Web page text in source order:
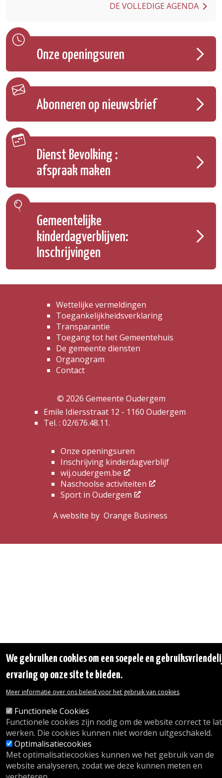
DE VOLLEDIGE AGENDA
Onze openingsuren
Abonneren op nieuwsbrief
Dienst Bevolking :
afspraak maken
Gemeentelijke
kinderdagverblijven:
Inschrijvingen
Wettelijke vermeldingen
Toegankelijkheidsverklaring
Transparantie
Toegang tot het Gemeentehuis
De gemeente diensten
Organogram
Contact
© 2026 Gemeente Oudergem
Emile Idiersstraat 12 - 1160 Oudergem
Tel. : 02/676.48.11.
Onze openingsuren
Inschrijving kinderdagverblijf
wij.oudergem.be
Naschoolse activiteiten
Sport in Oudergem
A website by Orange Business
We gebruiken cookies om een soepele en
ervaring op onze site te bieden.
Meer informatie over ons beleid voor het gebruik van cookies
Functionele Cookies
Functionele cookies zijn nodig om de website correct te
werken. Die cookies kunnen niet worden uitgeschakeld.
Optimalisatiecookies
Met optimalisatiecookies kunnen we het gebruik van de
website analyseren, zodat we deze kunnen meten en